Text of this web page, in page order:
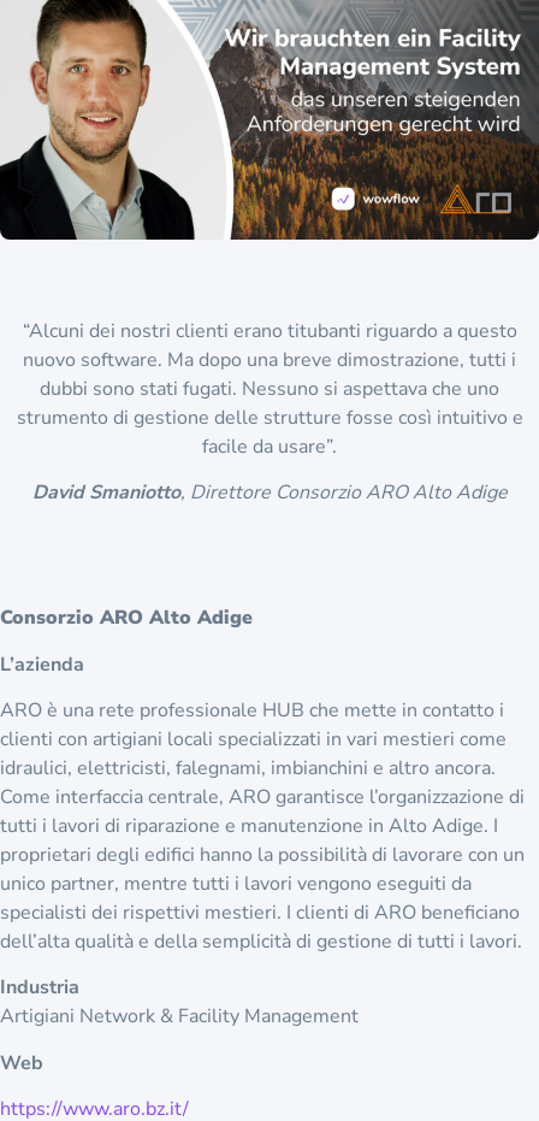
“Alcuni dei nostri clienti erano titubanti riguardo a questo
nuovo software. Ma dopo una breve dimostrazione, tutti i
dubbi sono stati fugati. Nessuno si aspettava che uno
strumento di gestione delle strutture fosse così intuitivo e
facile da usare”.
David Smaniotto, Direttore Consorzio ARO Alto Adige
Consorzio ARO Alto Adige
L’azienda
ARO è una rete professionale HUB che mette in contatto i
clienti con artigiani locali specializzati in vari mestieri come
idraulici, elettricisti, falegnami, imbianchini e altro ancora.
Come interfaccia centrale, ARO garantisce l’organizzazione di
tutti i lavori di riparazione e manutenzione in Alto Adige. I
proprietari degli edifici hanno la possibilità di lavorare con un
unico partner, mentre tutti i lavori vengono eseguiti da
specialisti dei rispettivi mestieri. I clienti di ARO beneficiano
dell’alta qualità e della semplicità di gestione di tutti i lavori.
Industria
Artigiani Network & Facility Management
Web
https://www.aro.bz.it/